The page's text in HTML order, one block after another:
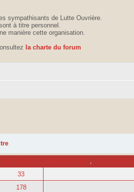
sympathisants de Lutte Ouvrière.
à titre personnel.
manière cette organisation.
la charte du forum
MESSAGE(S) SITE INTERNET , LOCALISATION
33
178